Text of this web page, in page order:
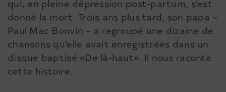
qui, en pleine dépression post-partum, s’est
donné la mort. Trois ans plus tard, son papa –
Paul Mac Bonvin – a regroupé une dizaine de
chansons qu’elle avait enregistrées dans un
disque baptisé «De là-haut». Il nous raconte
cette histoire.